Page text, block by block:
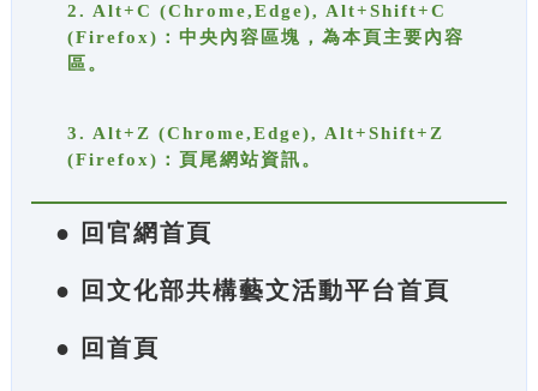
2. Alt+C (Chrome,Edge), Alt+Shift+C
(Firefox)：中央內容區塊，為本頁主要內容
區。
3. Alt+Z (Chrome,Edge), Alt+Shift+Z
(Firefox)：頁尾網站資訊。
● 回官網首頁
● 回文化部共構藝文活動平台首頁
● 回首頁